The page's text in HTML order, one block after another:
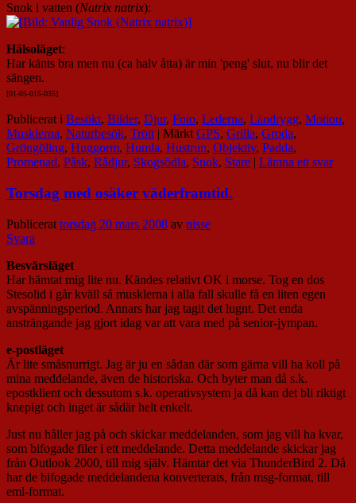
Snok i vatten (Natrix natrix):
Hälsoläget:
Har känts bra men nu (ca halv åtta) är min 'peng' slut, nu blir det
sängen.
[01-05-015-035]
Publicerat i Besökt, Bilder, Djur, Foto, Lederna, Ländrygg, Motion,
Musklerna, Naturbesök, Trött | Märkt GPS, Grilla, Groda,
Gröngöling, Huggorm, Humla, Hustrun, Objektiv, Padda,
Promenad, Påsk, Rådjur, Skogsödla, Snok, Stare | Lämna ett svar
Torsdag med osäker väderframtid.
Publicerat torsdag 20 mars 2008 av nisse
Svara
Besvärsläget
Har hämtat mig lite nu. Kändes relativt OK i morse. Tog en dos
Stesolid i går kväll så musklerna i alla fall skulle få en liten egen
avspänningsperiod. Annars har jag tagit det lugnt. Det enda
ansträngande jag gjort idag var att vara med på senior-jympan.
e-postläget
Är lite småsnurrigt. Jag är ju en sådan där som gärna vill ha koll på
mina meddelande, även de historiska. Och byter man då s.k.
epostklient och dessutom s.k. operativsystem ja då kan det bli riktigt
knepigt och inget är sådär helt enkelt.
Just nu håller jag på och skickar meddelanden, som jag vill ha kvar,
som bifogade filer i ett meddelande. Detta meddelande skickar jag
från Outlook 2000, till mig själv. Hämtar det via ThunderBird 2. Då
har de bifogade meddelandena konverterats, från msg-format, till
eml-format.